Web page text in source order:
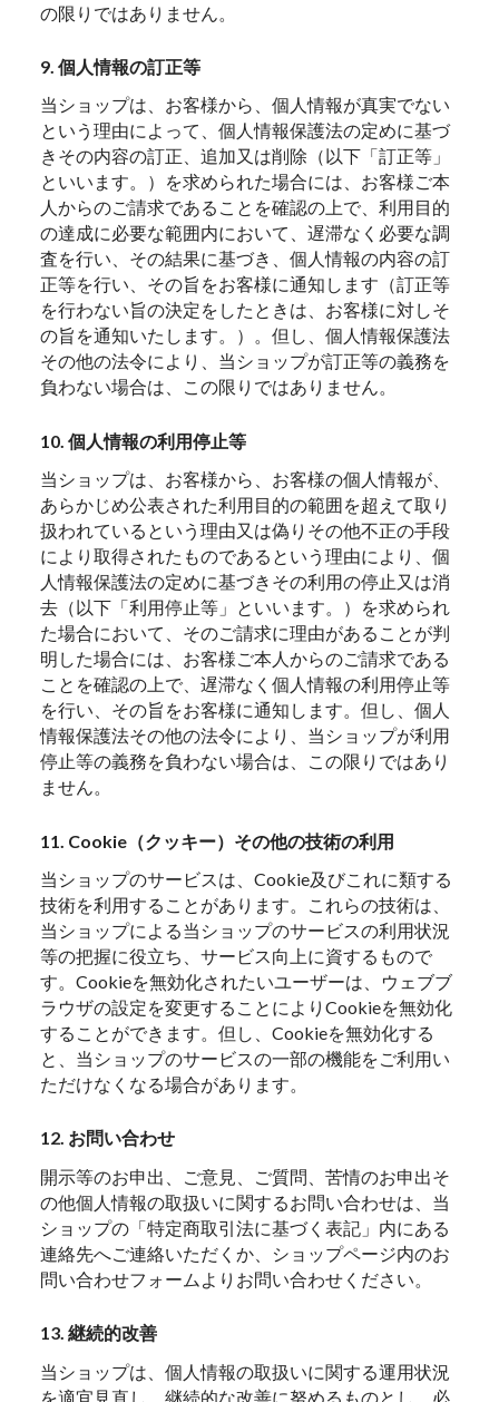
の限りではありません。
9. 個人情報の訂正等
当ショップは、お客様から、個人情報が真実でない
という理由によって、個人情報保護法の定めに基づ
きその内容の訂正、追加又は削除（以下「訂正等」
といいます。）を求められた場合には、お客様ご本
人からのご請求であることを確認の上で、利用目的
の達成に必要な範囲内において、遅滞なく必要な調
査を行い、その結果に基づき、個人情報の内容の訂
正等を行い、その旨をお客様に通知します（訂正等
を行わない旨の決定をしたときは、お客様に対しそ
の旨を通知いたします。）。但し、個人情報保護法
その他の法令により、当ショップが訂正等の義務を
負わない場合は、この限りではありません。
10. 個人情報の利用停止等
当ショップは、お客様から、お客様の個人情報が、
あらかじめ公表された利用目的の範囲を超えて取り
扱われているという理由又は偽りその他不正の手段
により取得されたものであるという理由により、個
人情報保護法の定めに基づきその利用の停止又は消
去（以下「利用停止等」といいます。）を求められ
た場合において、そのご請求に理由があることが判
明した場合には、お客様ご本人からのご請求である
ことを確認の上で、遅滞なく個人情報の利用停止等
を行い、その旨をお客様に通知します。但し、個人
情報保護法その他の法令により、当ショップが利用
停止等の義務を負わない場合は、この限りではあり
ません。
11. Cookie（クッキー）その他の技術の利用
当ショップのサービスは、Cookie及びこれに類する
技術を利用することがあります。これらの技術は、
当ショップによる当ショップのサービスの利用状況
等の把握に役立ち、サービス向上に資するもので
す。Cookieを無効化されたいユーザーは、ウェブブ
ラウザの設定を変更することによりCookieを無効化
することができます。但し、Cookieを無効化する
と、当ショップのサービスの一部の機能をご利用い
ただけなくなる場合があります。
12. お問い合わせ
開示等のお申出、ご意見、ご質問、苦情のお申出そ
の他個人情報の取扱いに関するお問い合わせは、当
ショップの「特定商取引法に基づく表記」内にある
連絡先へご連絡いただくか、ショップページ内のお
問い合わせフォームよりお問い合わせください。
13. 継続的改善
当ショップは、個人情報の取扱いに関する運用状況
を適宜見直し、継続的な改善に努めるものとし、必